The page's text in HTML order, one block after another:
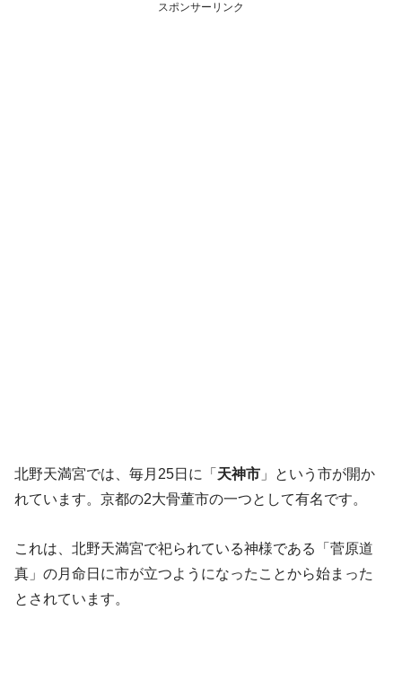
スポンサーリンク
北野天満宮では、毎月25日に「天神市 」という市が開か
れています。京都の2大骨董市の一つとして有名です。
これは、北野天満宮で祀られている神様である「菅原道
真」の月命日に市が立つようになったことから始まった
とされています。